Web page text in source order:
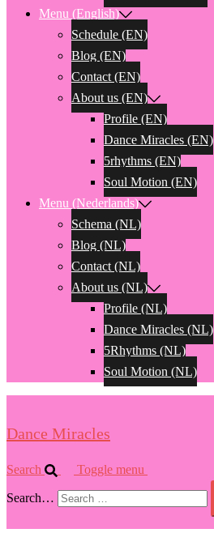
Menu (English)
Schedule (EN)
Blog (EN)
Contact (EN)
About us (EN)
Profile (EN)
Dance Miracles (EN)
5rhythms (EN)
Soul Motion (EN)
Menu (Nederlands)
Schema (NL)
Blog (NL)
Contact (NL)
About us (NL)
Profile (NL)
Dance Miracles (NL)
5Rhythms (NL)
Soul Motion (NL)
Dance Miracles
Search Toggle menu
Search…